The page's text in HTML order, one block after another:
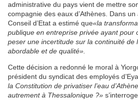
administrative du pays vient de mettre
compagnie des eaux d’Athènes. Dans
Conseil d’Etat a estimé que«la
publique en entreprise privée ayant pour
peser une incertitude sur la continuité de
abordable et de qualité».
Cette décision a redonné le moral à
président du syndicat des employés
la Constitution de privatiser l’eau d’Athène
autrement à Thessalonique ?»